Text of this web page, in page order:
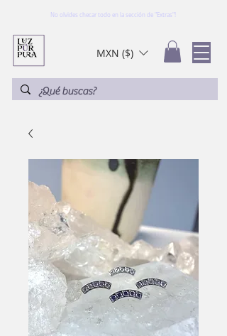
No olvides checar todo en la sección de "Extras"!
MXN ($)